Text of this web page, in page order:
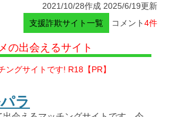
2021/10/28作成 2025/6/19更新
支援詐欺サイト一覧
コメント4件
の出会えるサイト
ングサイトです! R18【PR】
ラ